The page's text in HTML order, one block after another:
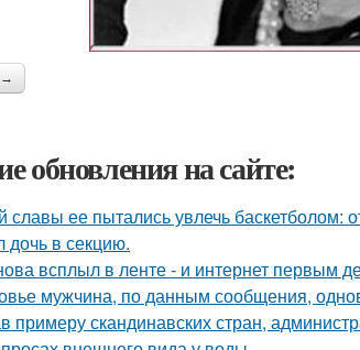
→
обновления на сайте:
ее пытались увлечь баскетболом:
дочь в секцию.
всплыл в ленте - и интернет первым
мужчина, по данным сообщения,
примеру скандинавских стран,